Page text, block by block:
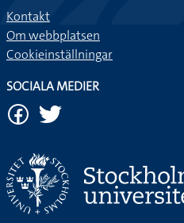
Kontakt
Om webbplatsen
Cookieinställningar
SOCIALA MEDIER